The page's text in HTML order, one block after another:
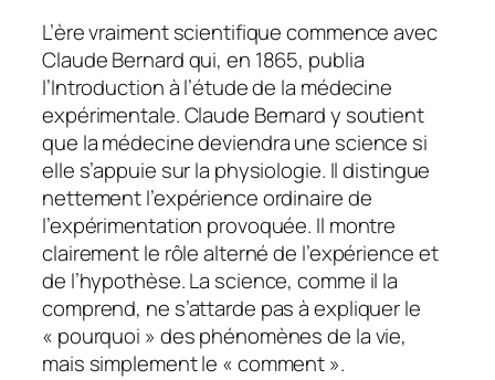
L’ère vraiment scientifique commence avec
Claude Bernard qui, en 1865, publia
l’Introduction à l’étude de la médecine
expérimentale. Claude Bernard y soutient
que la médecine deviendra une science si
elle s’appuie sur la physiologie. Il distingue
nettement l’expérience ordinaire de
l’expérimentation provoquée. Il montre
clairement le rôle alterné de l’expérience et
de l’hypothèse. La science, comme il la
comprend, ne s’attarde pas à expliquer le
« pourquoi » des phénomènes de la vie,
mais simplement le « comment ».